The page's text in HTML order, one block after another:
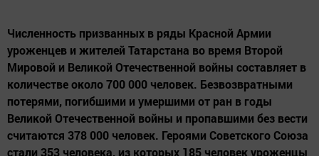
Численность призванных в ряды Красной Армии
уроженцев и жителей Татарстана во время Второй
Мировой и Великой Отечественной войны составляет в
количестве около 700 000 человек. Безвозвратными
потерями, погибшими и умершими от ран в годы
Великой Отечественной войны и пропавшими без вести
считаются 378 000 человек. Героями Советского Союза
стали 353 человека, из которых 185 человек уроженцы